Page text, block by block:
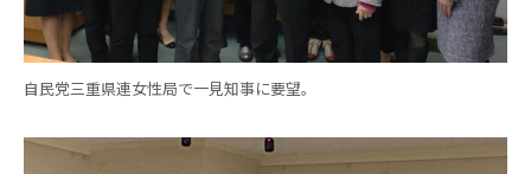
自民党三重県連女性局で一見知事に要望。